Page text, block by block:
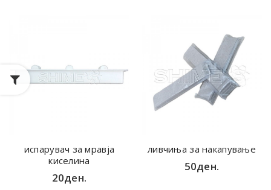
испарувач за мравја
киселина
20ден.
ливчиња за накапување
50ден.